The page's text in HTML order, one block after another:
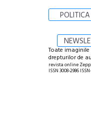
Toate imaginile
drepturilor de
revista online
ISSN 3008-2986